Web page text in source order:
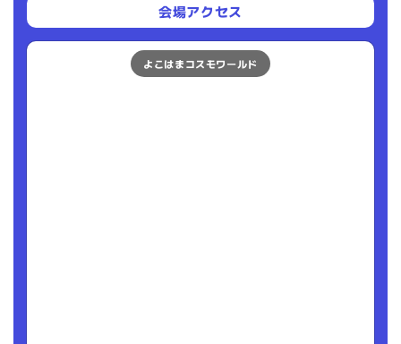
会場アクセス
よこはまコスモワールド